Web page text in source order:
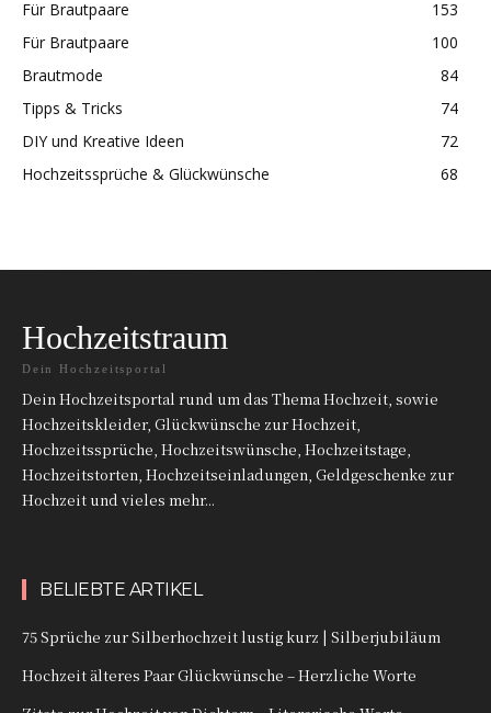
Für Brautpaare
153
Für Brautpaare
100
Brautmode
84
Tipps & Tricks
74
DIY und Kreative Ideen
72
Hochzeitssprüche & Glückwünsche
68
Hochzeitstraum
Dein Hochzeitsportal
Dein Hochzeitsportal rund um das Thema Hochzeit, sowie
Hochzeitskleider, Glückwünsche zur Hochzeit,
Hochzeitssprüche, Hochzeitswünsche, Hochzeitstage,
Hochzeitstorten, Hochzeitseinladungen, Geldgeschenke zur
Hochzeit und vieles mehr...
BELIEBTE ARTIKEL
75 Sprüche zur Silberhochzeit lustig kurz | Silberjubiläum
Hochzeit älteres Paar Glückwünsche – Herzliche Worte